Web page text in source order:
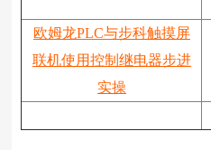
欧姆龙PLC与步科触摸屏
联机使用控制继电器步进
实操